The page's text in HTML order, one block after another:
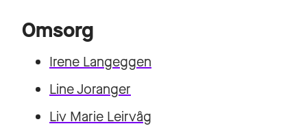
Omsorg
Irene Langeggen
Line Joranger
Liv Marie Leirvåg